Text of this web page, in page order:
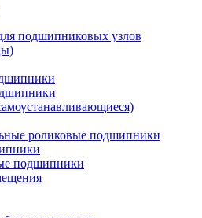
подшипниковых узлов
роликовые подшипники
подшипники